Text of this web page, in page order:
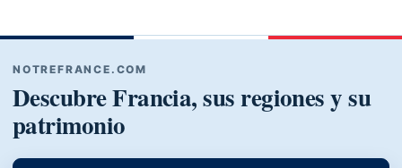
NOTREFRANCE.COM
Descubre Francia, sus regiones y su
patrimonio